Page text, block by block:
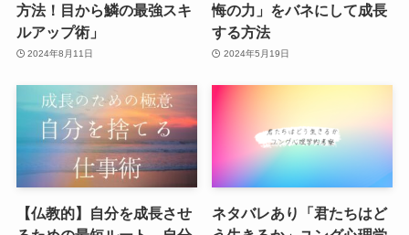
方法！目から鱗の最強スキ
ルアップ術」
2024年8月11日
悔の力」をバネにして成長
する方法
2024年5月19日
【仏教的】自分を成長させ
ネタバレあり「君たちはど